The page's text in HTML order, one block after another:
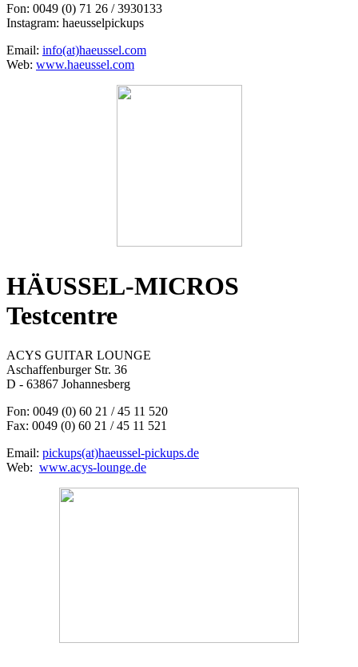
Fon: 0049 (0) 71 26 / 3930133
Instagram: haeusselpickups
Email: info(at)haeussel.com
Web: www.haeussel.com
HÄUSSEL-MICROS
Testcentre
ACYS GUITAR LOUNGE
Aschaffenburger Str. 36
D - 63867 Johannesberg
Fon: 0049 (0) 60 21 / 45 11 520
Fax: 0049 (0) 60 21 / 45 11 521
Email: pickups(at)haeussel-pickups.de
Web: www.acys-lounge.de